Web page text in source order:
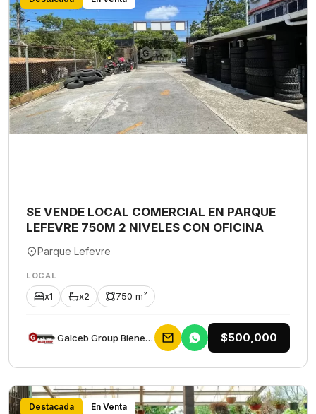
SE VENDE LOCAL COMERCIAL EN PARQUE
LEFEVRE 750M 2 NIVELES CON OFICINA
Parque Lefevre
LOCAL
x1 x2 750 m²
Galceb Group Bienes Raices $500,000
Destacada En Venta